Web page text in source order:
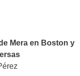
Mera en Boston y